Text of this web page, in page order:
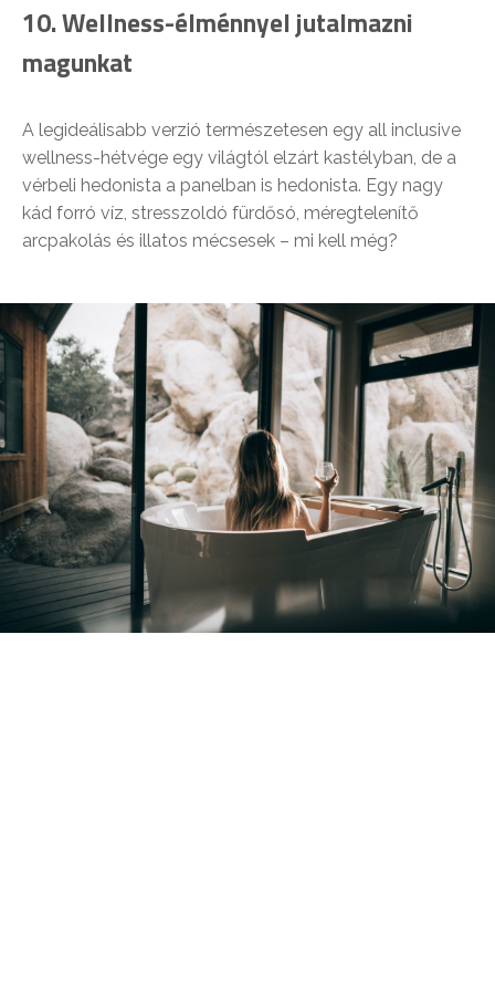
10.Wellness-élménnyel jutalmazni
magunkat
A legideálisabb verzió természetesen egy all inclusive
wellness-hétvége egy világtól elzárt kastélyban, de a
vérbeli hedonista a panelban is hedonista. Egy nagy
kád forró víz, stresszoldó fürdősó, méregtelenítő
arcpakolás és illatos mécsesek – mi kell még?